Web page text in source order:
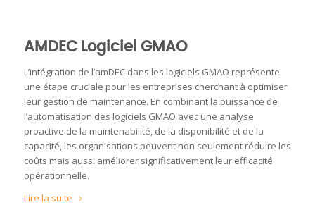
AMDEC Logiciel GMAO
L’intégration de l’amDEC dans les logiciels GMAO représente
une étape cruciale pour les entreprises cherchant à optimiser
leur gestion de maintenance. En combinant la puissance de
l’automatisation des logiciels GMAO avec une analyse
proactive de la maintenabilité, de la disponibilité et de la
capacité, les organisations peuvent non seulement réduire les
coûts mais aussi améliorer significativement leur efficacité
opérationnelle.
Lire la suite